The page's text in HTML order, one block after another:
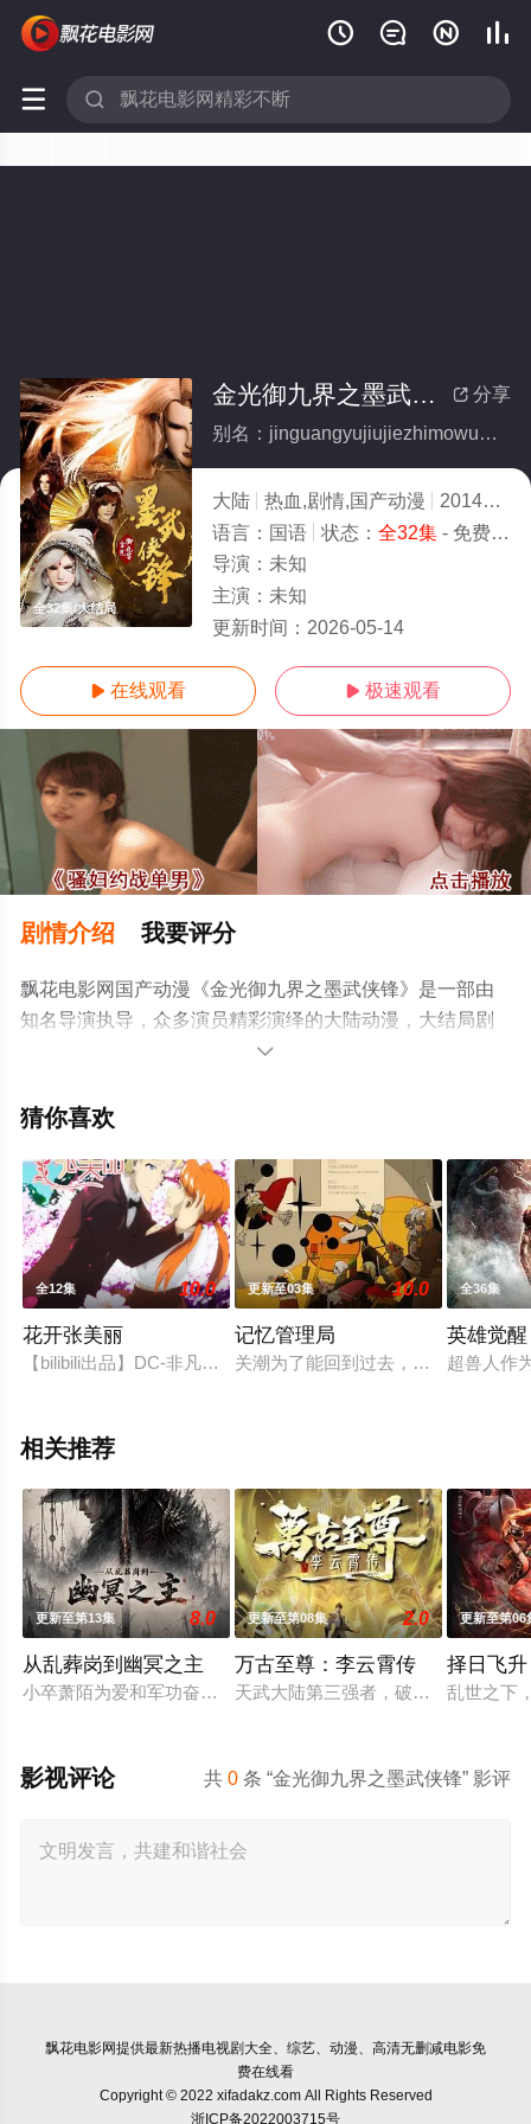
   
 
全32集/大结局
 分享
金光御九界之墨武侠锋(全集)
别名：jinguangyujiujiezhimowuxiafeng
大陆 热血,剧情,国产动漫 2014
8.0
语言： 国语 状态： 全32集- 免费在线观看
导演： 未知
主演： 未知
更新时间： 2026-05-14
 在线观看  极速观看
剧情介绍 我要评分
飘花电影网国产动漫《金光御九界之墨武侠锋》是一部由
知名导演执导，众多演员精彩演绎的大陆动漫，大结局剧
情已揭晓（全32集），手机免费观看高清未删减完整版动
电视猫或剧情网等平台了解。
。

猜你喜欢
全12集 10.0
花开张美丽
【bilibili出品】DC-非凡大陆 人气漫画改编动画《花开张美丽》
更新至03集 10.0
记忆管理局
关潮为了能回到过去，寻找着能启动
全36集
英雄觉醒
超兽人作
相关推荐
更新至第13集 8.0
从乱葬岗到幽冥之主
小卒萧陌为爱和军功奋斗三年，却被恋人柳莺儿与将军之子赵
更新至第08集 2.0
万古至尊：李云霄传
天武大陆第三强者，破军武帝古飞扬
更新至第06
择日飞升
乱世之下
共0 条 “金光御九界之墨武侠锋” 影评
影视评论
飘花电影网提供最新热播电视剧大全、综艺、动漫、高清无删减电影免
费在线看
Copyright © 2022 xifadakz.com All Rights Reserved
浙ICP备2022003715号